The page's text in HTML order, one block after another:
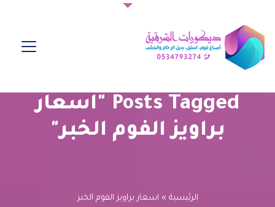
Posts Tagged "اسعار
براويز الفوم الخبر"
الرئيسية » اسعار براويز الفوم الخبر